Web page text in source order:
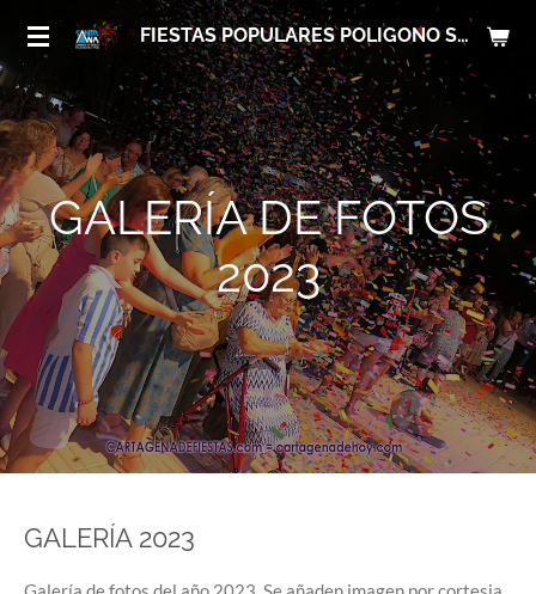
al
contenido
principal
FIESTAS POPULARES POLIGONO SANTA ANA
GALERÍA DE FOTOS
2023
GALERÍA 2023